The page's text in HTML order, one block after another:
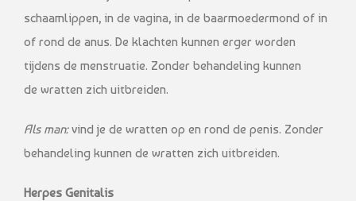
schaamlippen, in de vagina, in de baarmoedermond of in
of rond de anus. De klachten kunnen erger worden
tijdens de menstruatie. Zonder behandeling kunnen
de wratten zich uitbreiden.
Als man:vind je de wratten op en rond de penis. Zonder
behandeling kunnen de wratten zich uitbreiden.
Herpes Genitalis